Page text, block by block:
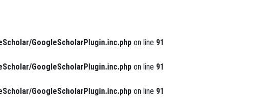
GoogleScholarPlugin.inc.php on line 91
GoogleScholarPlugin.inc.php on line 91
GoogleScholarPlugin.inc.php on line 91